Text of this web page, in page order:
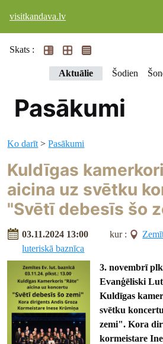
visitkandava.lv
Skats :
Aktuālie Šodien
Pasākumi
Ko darīt >Pasākumi
Kuldīgas
aicina uz svētku
"Svētī debesīs šo
03.11.2024 13:00 kur :
luteriskā baznīca
3. novembrī
Evanģēliski
Kuldīgas
svētku
zemi". Kora
kormeistare